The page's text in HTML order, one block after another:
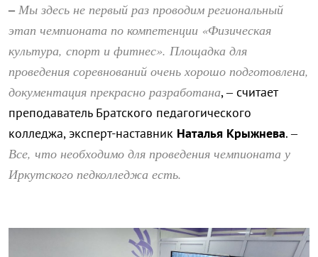
–Мы здесь не первый раз проводим региональный
этап чемпионата по компетенции «Физическая
культура, спорт и фитнес». Площадка для
проведения соревнований очень хорошо подготовлена,
документация прекрасно разработана, – считает
преподаватель Братского педагогического
колледжа, эксперт-наставник Наталья Крыжнева. –
Все, что необходимо для проведения чемпионата у
Иркутского педколледжа есть.